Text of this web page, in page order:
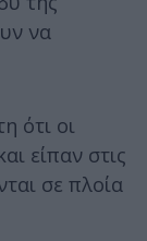
να
ότι οι
είπαν στις
σε πλοία